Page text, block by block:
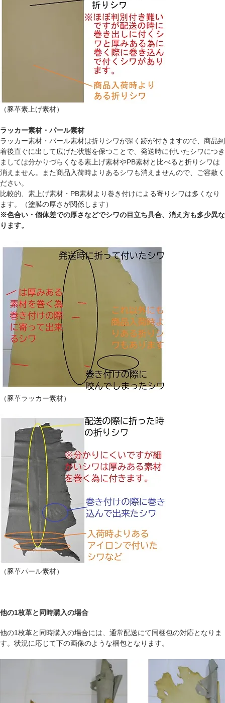
（豚革素上げ素材）
ラッカー素材・パール素材
ラッカー素材・パール素材は折りシワが深く跡が付きますので、商品到
着後直ぐに出して広げた状態を保つことで、発送時に付いたシワにつき
ましては分かりづらくなる素上げ素材やPB素材と比べると折りシワは
消えません。また商品入荷時よりあるシワも消えませんので、ご容赦く
ださい。
比較的、素上げ素材・PB素材より巻き付けによる寄りシワは多くなり
ます。（塗膜の厚さが関係します）
※色合い・個体差での厚さなどでシワの目立ち具合、消え方も多少異な
ります。
（豚革ラッカー素材）
（豚革パール素材）
他の1枚革と同時購入の場合
他の1枚革と同時購入の場合には、通常配送にて同梱包の対応となりま
す。状況に応じて下の画像のような梱包となります。